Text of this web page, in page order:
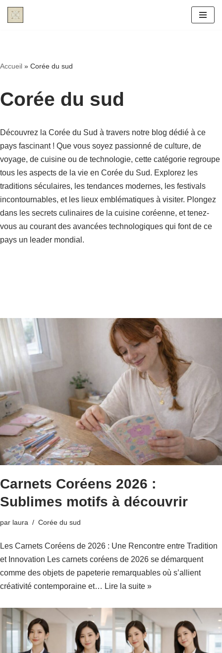
Accueil » Corée du sud
Corée du sud
Découvrez la Corée du Sud à travers notre blog dédié à ce
pays fascinant ! Que vous soyez passionné de culture, de
voyage, de cuisine ou de technologie, cette catégorie regroupe
tous les aspects de la vie en Corée du Sud. Explorez les
traditions séculaires, les tendances modernes, les festivals
incontournables, et les lieux emblématiques à visiter. Plongez
dans les secrets culinaires de la cuisine coréenne, et tenez-
vous au courant des avancées technologiques qui font de ce
pays un leader mondial.
Carnets Coréens 2026 :
Sublimes motifs à découvrir
par laura Corée du sud
Les Carnets Coréens de 2026 : Une Rencontre entre Tradition
et Innovation Les carnets coréens de 2026 se démarquent
comme des objets de papeterie remarquables où s’allient
créativité contemporaine et… Lire la suite »